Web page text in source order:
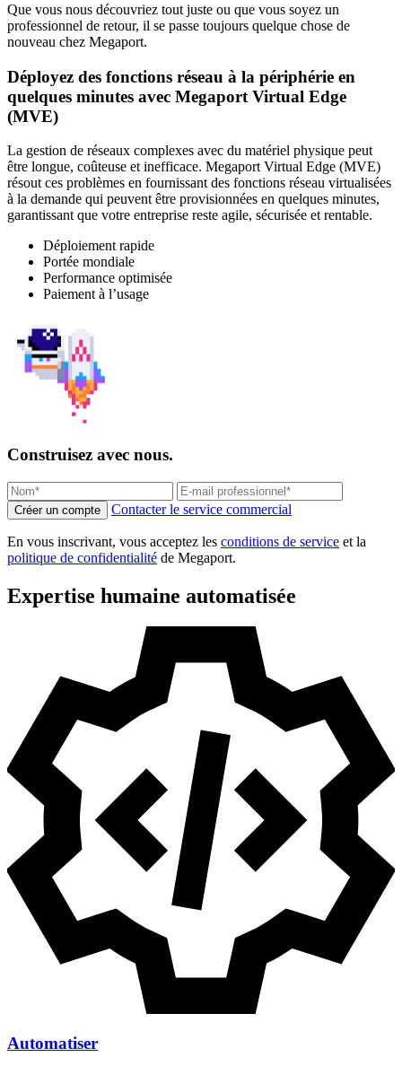
Que vous nous découvriez tout juste ou que vous soyez un
professionnel de retour, il se passe toujours quelque chose de
nouveau chez Megaport.
Déployez des fonctions réseau à la périphérie en
quelques minutes avec Megaport Virtual Edge
(MVE)
La gestion de réseaux complexes avec du matériel physique peut
être longue, coûteuse et inefficace. Megaport Virtual Edge (MVE)
résout ces problèmes en fournissant des fonctions réseau virtualisées
à la demande qui peuvent être provisionnées en quelques minutes,
garantissant que votre entreprise reste agile, sécurisée et rentable.
Déploiement rapide
Portée mondiale
Performance optimisée
Paiement à l’usage
Construisez avec nous.
Créer un compte Contacter le service commercial
En vous inscrivant, vous acceptez les conditions de service et la
politique de confidentialité de Megaport.
Expertise humaine automatisée
Automatiser